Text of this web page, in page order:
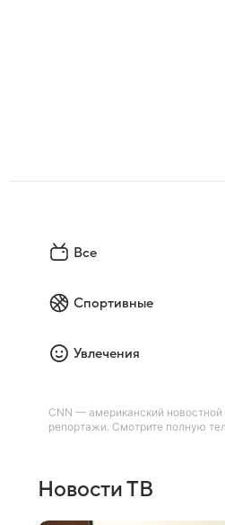
Все
Спортивные
Увлечения
CNN — американский
репортажи. Смотрите полную
Новости ТВ